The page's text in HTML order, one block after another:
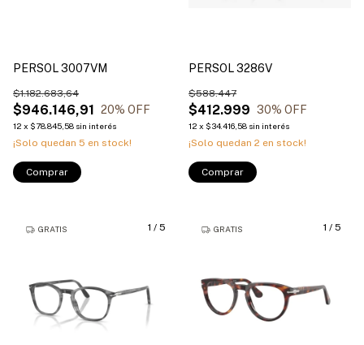
PERSOL 3007VM
$946.146,91
$1.182.683,64
20% OFF
12 x $78.845,58 sin interés
¡Solo quedan 5 en stock!
Comprar
PERSOL 3286V
$412.999
$588.447
30% OFF
12 x $34.416,58 sin interés
¡Solo quedan 2 en stock!
Comprar
1 / 5
GRATIS 1 / 5
GRATIS